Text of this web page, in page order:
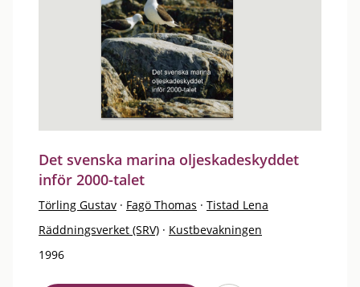
Det svenska marina oljeskadeskyddet
inför 2000-talet
Törling Gustav · Fagö Thomas · Tistad Lena
Räddningsverket (SRV) · Kustbevakningen
1996